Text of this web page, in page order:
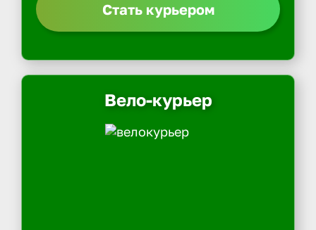
Стать курьером
Вело-курьер